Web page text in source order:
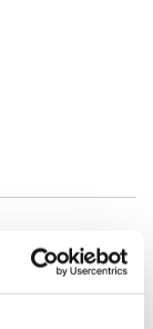
07:00 - 17:00